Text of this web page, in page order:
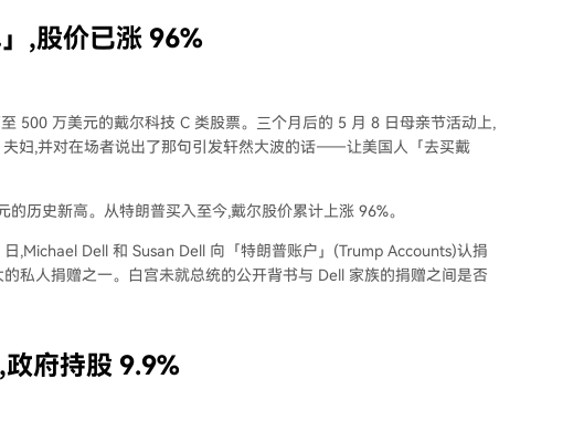
,股价已涨 96%
500 万美元的戴尔科技 C 类股票。三个月后的 5 月 8 日母亲节活动上,
妇,并对在场者说出了那句引发轩然大波的话——让美国人「去买戴
历史新高。从特朗普买入至今,戴尔股价累计上涨 96%。
,Michael Dell 和 Susan Dell 向「特朗普账户」(Trump Accounts)认捐
私人捐赠之一。白宫未就总统的公开背书与 Dell 家族的捐赠之间是否
府持股 9.9%